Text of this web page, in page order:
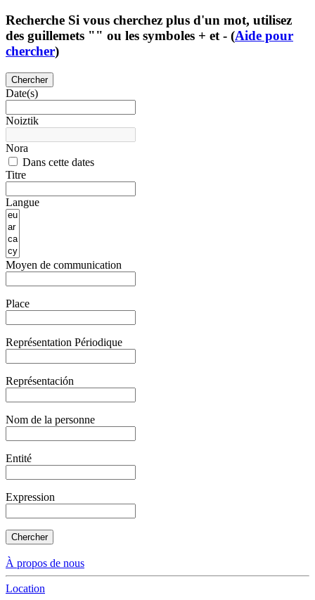
Recherche Si vous cherchez plus d'un mot, utilisez
des guillemets "" ou les symboles + et - (Aide pour
chercher)
Chercher
Date(s)
Noiztik
Nora
Dans cette dates
Titre
Langue
Moyen de communication
Place
Représentation Périodique
Représentación
Nom de la personne
Entité
Expression
Chercher
À propos de nous
Location